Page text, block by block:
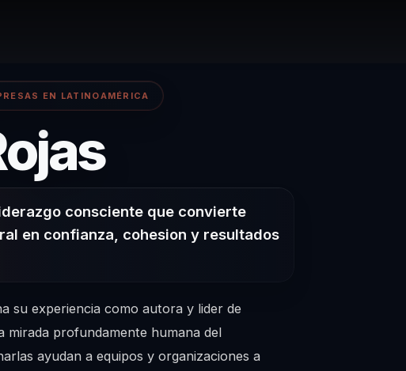
EN LATINOAMÉRICA
–
consciente que convierte
en confianza, cohesion y resultados
su experiencia como autora y lider de
mirada profundamente humana del
ayudan a equipos y organizaciones a